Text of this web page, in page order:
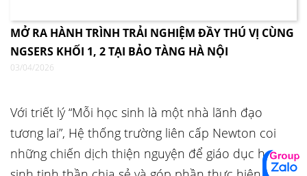
MỞ RA HÀNH TRÌNH TRẢI NGHIỆM ĐẦY THÚ VỊ CÙNG
NGSERS KHỐI 1, 2 TẠI BẢO TÀNG HÀ NỘI
03/04/2026
Với triết lý “Mỗi học sinh là một nhà lãnh đạo
tương lai”, Hệ thống trường liên cấp Newton coi
những chiến dịch thiện nguyện để giáo dục học